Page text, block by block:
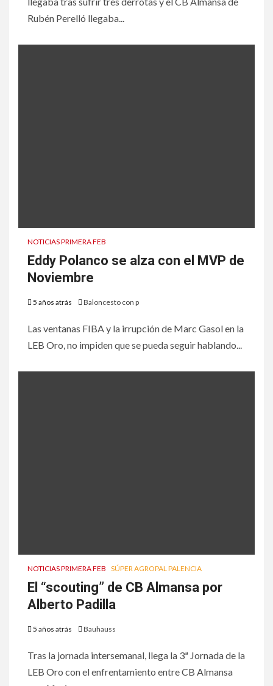
Rubén Perelló llegaba...
NOTICIAS PRIMERA FEB
Eddy Polanco se alza con el MVP de
Noviembre
5 años atrás Baloncesto con p
Las ventanas FIBA y la irrupción de Marc Gasol en la
LEB Oro, no impiden que se pueda seguir hablando...
NOTICIAS PRIMERA FEB SÚPER AGROPAL PALENCIA
El “scouting” de CB Almansa por
Alberto Padilla
5 años atrás Bauhauss
Tras la jornada intersemanal, llega la 3ª Jornada de la
LEB Oro con el enfrentamiento entre CB Almansa